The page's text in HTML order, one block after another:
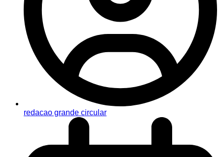
redacao grande circular